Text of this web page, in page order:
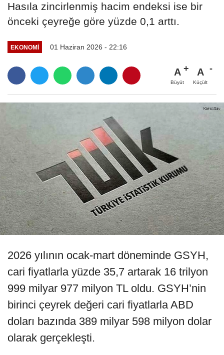
Hasıla zincirlenmiş hacim endeksi ise bir
önceki çeyreğe göre yüzde 0,1 arttı.
EKONOMI 01 Haziran 2026 - 22:16
A
Büyüt
A
Küçült
2026 yılının ocak-mart döneminde GSYH,
cari fiyatlarla yüzde 35,7 artarak 16 trilyon
999 milyar 977 milyon TL oldu. GSYH’nin
birinci çeyrek değeri cari fiyatlarla ABD
doları bazında 389 milyar 598 milyon dolar
olarak gerçekleşti.